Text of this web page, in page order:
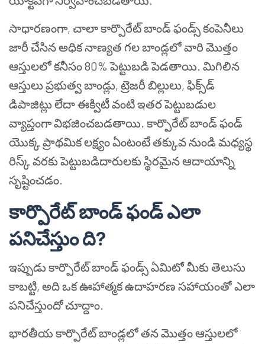
సాధారణంగా, చాలా కార్పొరేట్ బాండ్ ఫండ్స్ కంపెనీలు
జారీ చేసిన అధిక నాణ్యత గల బాండ్లలో వారి మొత్తం
ఆస్తులలో కనీసం 80% పెట్టుబడి పెడతాయి. మిగిలిన
ఆస్తులు ప్రభుత్వ బాండ్లు, ట్రెజరీ బిల్లులు, ఫిక్స్‌డ్
డిపాజిట్లు లేదా ఈక్విటీ వంటి ఇతర పెట్టుబడుల
వ్యాప్తంగా విభజించబడతాయి. కార్పొరేట్ బాండ్ ఫండ్
యొక్క ప్రాథమిక లక్ష్యం ఏంటంటే తక్కువ నుండి మధ్యస్థ
రిస్క్ వరకు పెట్టుబడిదారులకు స్థిరమైన ఆదాయాన్ని
సృష్టించడం.
కార్పొరేట్ బాండ్ ఫండ్ ఎలా
పనిచేస్తుం ది?
ఇప్పుడు కార్పొరేట్ బాండ్ ఫండ్స్ ఏమిటో మీకు తెలుసు
కాబట్టి, అది ఒక ఊహాత్మక ఉదాహరణ సహాయంతో ఎలా
పనిచేస్తుందో చూద్దాం.
భారతీయ కార్పొరేట్ బాండ్లలో తన మొత్తం ఆస్తులలో